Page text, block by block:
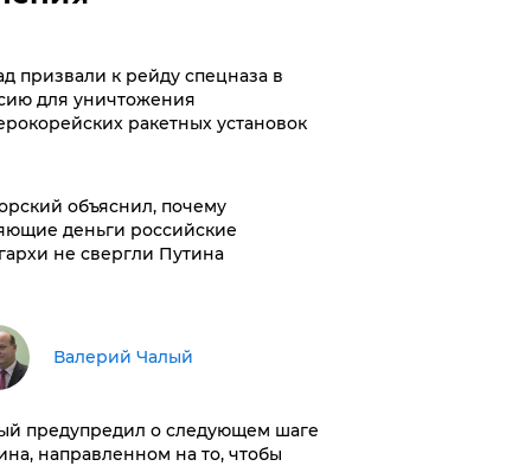
призвали к рейду спецназа в
для уничтожения
ракетных установок
объяснил, почему
деньги российские
не свергли Путина
Валерий Чалый
предупредил о следующем шаге
направленном на то, чтобы